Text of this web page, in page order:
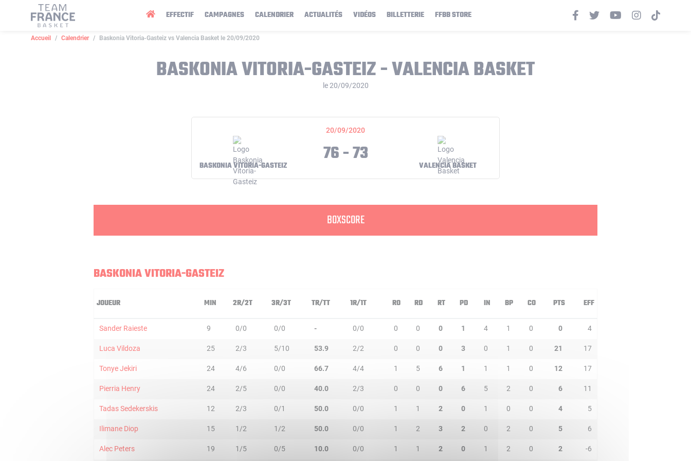
EFFECTIF CAMPAGNES CALENDRIER ACTUALITÉS VIDÉOS BILLETTERIE FFBB STORE
Accueil Calendrier Baskonia Vitoria-Gasteiz vs Valencia Basket le 20/09/2020
BASKONIA VITORIA-GASTEIZ - VALENCIA BASKET
le 20/09/2020
20/09/2020
BASKONIA VITORIA-GASTEIZ 76 - 73 VALENCIA BASKET
BOXSCORE
BASKONIA VITORIA-GASTEIZ
JOUEUR MIN 2R/2T 3R/3T TR/TT 1R/1T RO RD RT PD IN BP CO PTS EFF
Sander Raieste 9 0/0 0/0 - 0/0 0 0 0 1 4 1 0 0 4
Luca Vildoza 25 2/3 5/10 53.9 2/2 0 0 0 3 0 1 0 21 17
Tonye Jekiri 24 4/6 0/0 66.7 4/4 1 5 6 1 1 1 0 12 17
Pierria Henry 24 2/5 0/0 40.0 2/3 0 0 0 6 5 2 0 6 11
Tadas Sedekerskis 12 2/3 0/1 50.0 0/0 1 1 2 0 1 0 0 4 5
Ilimane Diop 15 1/2 1/2 50.0 0/0 1 2 3 2 0 2 0 5 6
Alec Peters 19 1/5 0/5 10.0 0/0 1 1 2 0 1 2 0 2 -6
Panneau de gestion des cookies